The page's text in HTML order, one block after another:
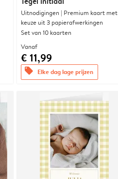
Uitnodigingen | Premium kaart met
keuze uit 3 papierafwerkingen
Set van 10 kaarten
Vanaf
€ 11,99
offers Elke dag lage prijzen